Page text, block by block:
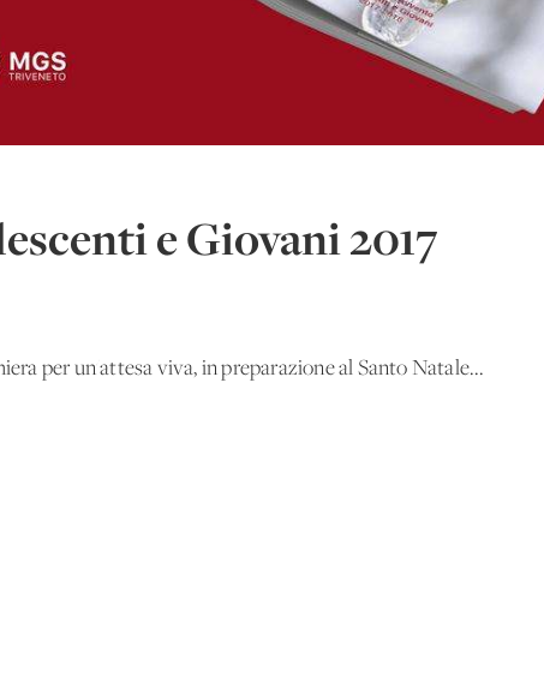
e Giovani 2017
per un'attesa viva, in preparazione al Santo Natale...